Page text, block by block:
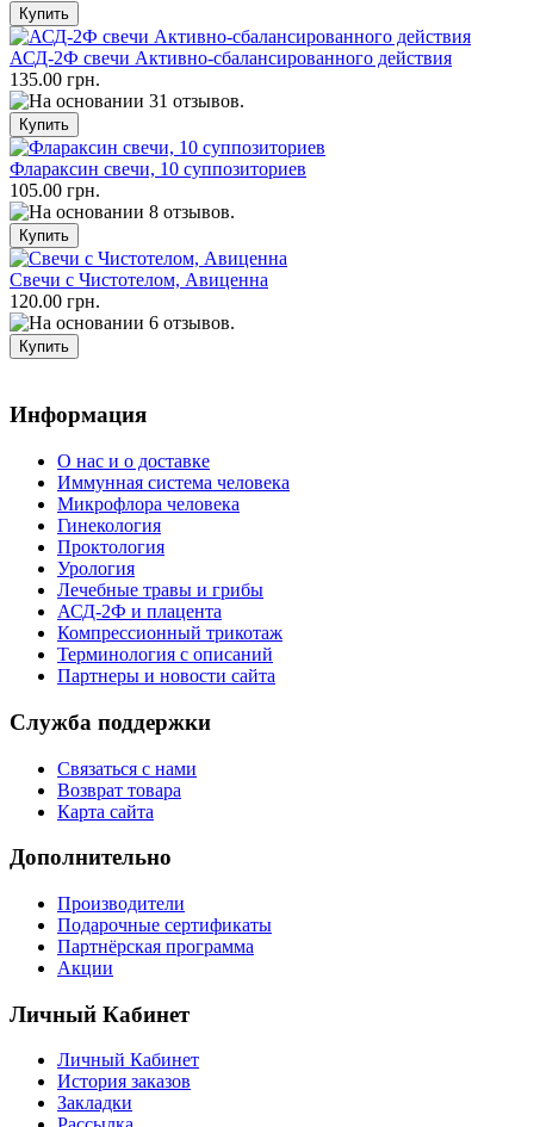
АСД-2Ф свечи Активно-сбалансированного действия
135.00 грн.
Флараксин свечи, 10 суппозиториев
105.00 грн.
Свечи с Чистотелом, Авиценна
120.00 грн.
Информация
О нас и о доставке
Иммунная система человека
Микрофлора человека
Гинекология
Проктология
Урология
Лечебные травы и грибы
АСД-2Ф и плацента
Компрессионный трикотаж
Терминология с описаний
Партнеры и новости сайта
Служба поддержки
Связаться с нами
Возврат товара
Карта сайта
Дополнительно
Производители
Подарочные сертификаты
Партнёрская программа
Акции
Личный Кабинет
Личный Кабинет
История заказов
Закладки